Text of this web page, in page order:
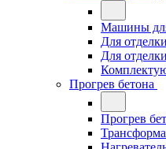
Машины
Для
Для
Прогрев бетона
Прогрев